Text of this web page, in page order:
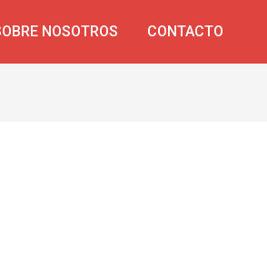
NOSOTROS CONTACTO